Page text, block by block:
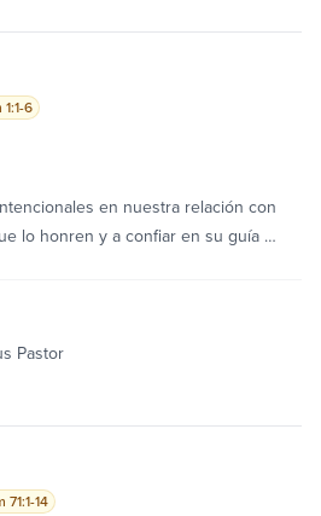
6
en nuestra relación con
lo honren y a confiar en su guía …
Pastor
71:1-14